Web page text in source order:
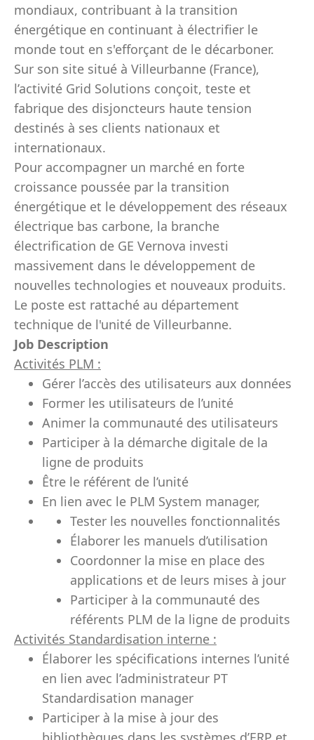
mondiaux, contribuant à la transition
énergétique en continuant à électrifier le
monde tout en s'efforçant de le décarboner.
Sur son site situé à Villeurbanne (France),
l’activité Grid Solutions conçoit, teste et
fabrique des disjoncteurs haute tension
destinés à ses clients nationaux et
internationaux.
Pour accompagner un marché en forte
croissance poussée par la transition
énergétique et le développement des réseaux
électrique bas carbone, la branche
électrification de GE Vernova investi
massivement dans le développement de
nouvelles technologies et nouveaux produits.
Le poste est rattaché au département
technique de l'unité de Villeurbanne.
Job Description
Activités PLM :
Gérer l’accès des utilisateurs aux données
Former les utilisateurs de l’unité
Animer la communauté des utilisateurs
Participer à la démarche digitale de la
ligne de produits
Être le référent de l’unité
En lien avec le PLM System manager,
Tester les nouvelles fonctionnalités
Élaborer les manuels d’utilisation
Coordonner la mise en place des
applications et de leurs mises à jour
Participer à la communauté des
référents PLM de la ligne de produits
Activités Standardisation interne :
Élaborer les spécifications internes l’unité
en lien avec l’administrateur PT
Standardisation manager
Participer à la mise à jour des